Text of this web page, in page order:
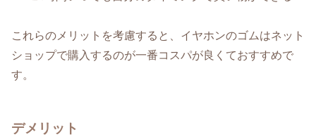
これらのメリットを考慮すると、イヤホンのゴムはネット
ショップで購入するのが一番コスパが良くておすすめで
す。
デメリット